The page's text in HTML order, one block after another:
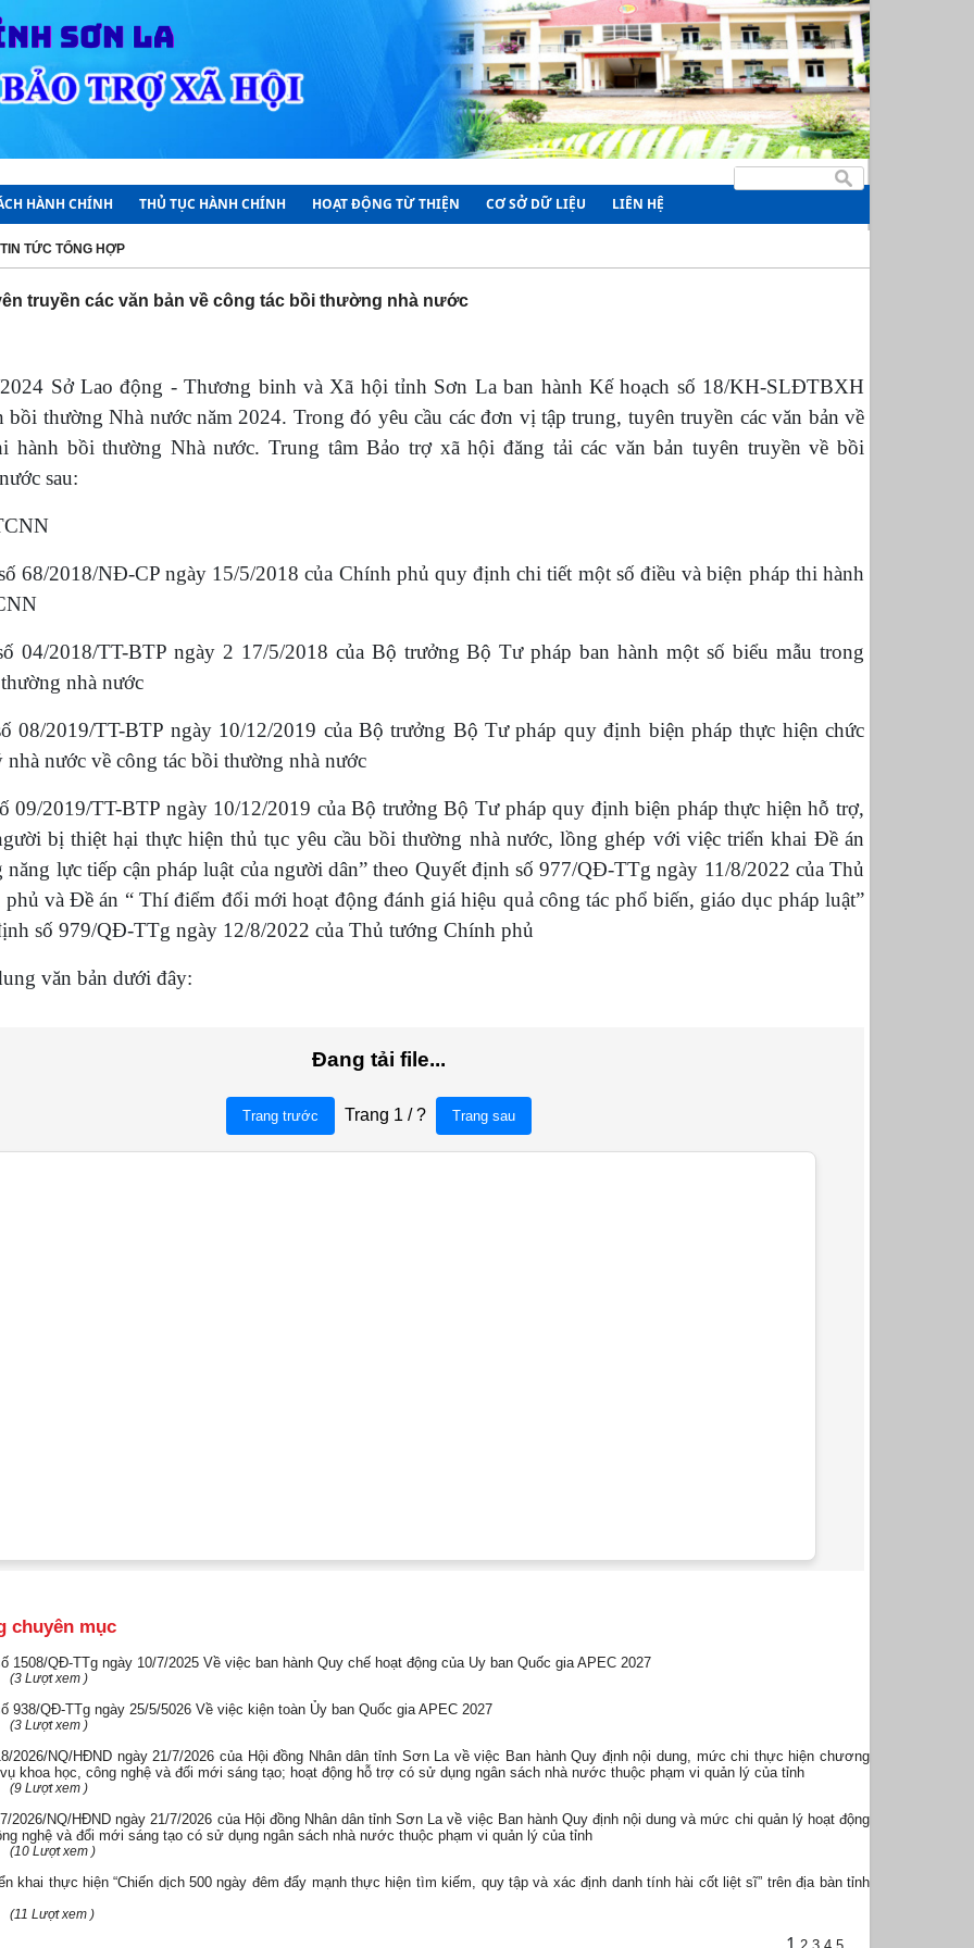
HÀNH CHÍNH THỦ TỤC HÀNH CHÍNH HOẠT ĐỘNG TỪ THIỆN CƠ SỞ DỮ LIỆU LIÊN HỆ
TIN TỨC TỔNG HỢP
truyền các văn bản về công tác bồi thường nhà nước
Sở Lao động - Thương binh và Xã hội tỉnh Sơn La ban hành Kế hoạch số 18/KH-SLĐTBXH
bồi thường Nhà nước năm 2024. Trong đó yêu cầu các đơn vị tập trung, tuyên truyền các văn bản về
hành bồi thường Nhà nước. Trung tâm Bảo trợ xã hội đăng tải các văn bản tuyên truyền về bồi
sau:
68/2018/NĐ-CP ngày 15/5/2018 của Chính phủ quy định chi tiết một số điều và biện pháp thi hành
04/2018/TT-BTP ngày 2 17/5/2018 của Bộ trưởng Bộ Tư pháp ban hành một số biểu mẫu trong
nhà nước
08/2019/TT-BTP ngày 10/12/2019 của Bộ trưởng Bộ Tư pháp quy định biện pháp thực hiện chức
nhà nước về công tác bồi thường nhà nước
09/2019/TT-BTP ngày 10/12/2019 của Bộ trưởng Bộ Tư pháp quy định biện pháp thực hiện hỗ trợ,
bị thiệt hại thực hiện thủ tục yêu cầu bồi thường nhà nước, lồng ghép với việc triển khai Đề án
năng lực tiếp cận pháp luật của người dân” theo Quyết định số 977/QĐ-TTg ngày 11/8/2022 của Thủ
và Đề án “ Thí điểm đổi mới hoạt động đánh giá hiệu quả công tác phổ biến, giáo dục pháp luật”
số 979/QĐ-TTg ngày 12/8/2022 của Thủ tướng Chính phủ
văn bản dưới đây:
chuyên mục
1508/QĐ-TTg ngày 10/7/2025 Về việc ban hành Quy chế hoạt động của Uy ban Quốc gia AРЕС 2027
(3 Lượt xem )
938/QĐ-TTg ngày 25/5/5026 Về việc kiện toàn Ủy ban Quốc gia APEС 2027
(3 Lượt xem )
2026/NQ/HĐND ngày 21/7/2026 của Hội đồng Nhân dân tỉnh Sơn La về việc Ban hành Quy định nội dung, mức chi thực hiện chương
khoa học, công nghệ và đối mới sáng tạo; hoạt động hỗ trợ có sử dụng ngân sách nhà nước thuộc phạm vi quản lý của tỉnh
(9 Lượt xem )
2026/NQ/HĐND ngày 21/7/2026 của Hội đồng Nhân dân tỉnh Sơn La về việc Ban hành Quy định nội dung và mức chi quản lý hoạt động
nghệ và đổi mới sáng tạo có sử dụng ngân sách nhà nước thuộc phạm vi quản lý của tỉnh
(10 Lượt xem )
khai thực hiện “Chiến dịch 500 ngày đêm đẩy mạnh thực hiện tìm kiếm, quy tập và xác định danh tính hài cốt liệt sĩ” trên địa bàn tỉnh
(11 Lượt xem )